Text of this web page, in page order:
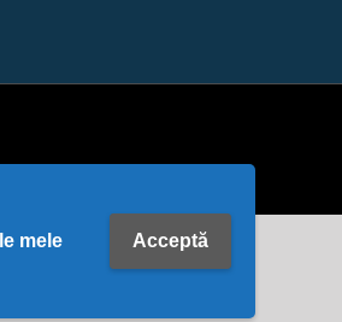
mele Acceptă